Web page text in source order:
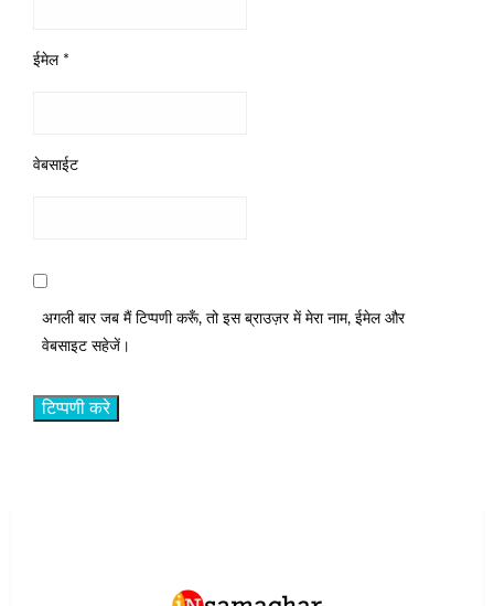
ईमेल *
वेबसाईट
अगली बार जब मैं टिप्पणी करूँ, तो इस ब्राउज़र में मेरा नाम, ईमेल और
वेबसाइट सहेजें।